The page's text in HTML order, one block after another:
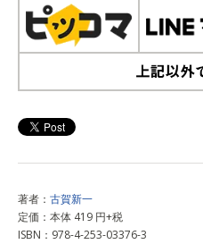
著者： 古賀新一
定価：本体 419 円+税
ISBN：978-4-253-03376-3